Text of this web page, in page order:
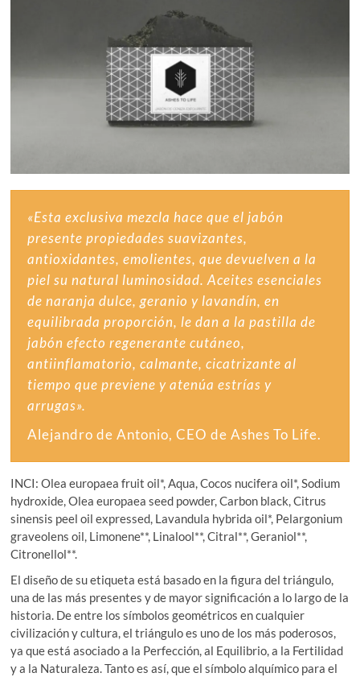
«Esta exclusiva mezcla hace que el jabón
presente propiedades suavizantes,
antioxidantes, emolientes, que devuelven a la
piel su natural luminosidad. Aceites esenciales
de naranja dulce, geranio y lavandín, en
equilibrada proporción, le dan a la pastilla de
jabón efecto regenerante cutáneo,
antiinflamatorio, calmante, cicatrizante al
tiempo que previene y atenúa estrías y
arrugas».
Alejandro de Antonio, CEO de Ashes To Life.
INCI: Olea europaea fruit oil*, Aqua, Cocos nucifera oil*, Sodium
hydroxide, Olea europaea seed powder, Carbon black, Citrus
sinensis peel oil expressed, Lavandula hybrida oil*, Pelargonium
graveolens oil, Limonene**, Linalool**, Citral**, Geraniol**,
Citronellol**.
El diseño de su etiqueta está basado en la figura del triángulo,
una de las más presentes y de mayor significación a lo largo de la
historia. De entre los símbolos geométricos en cualquier
civilización y cultura, el triángulo es uno de los más poderosos,
ya que está asociado a la Perfección, al Equilibrio, a la Fertilidad
y a la Naturaleza. Tanto es así, que el símbolo alquímico para el